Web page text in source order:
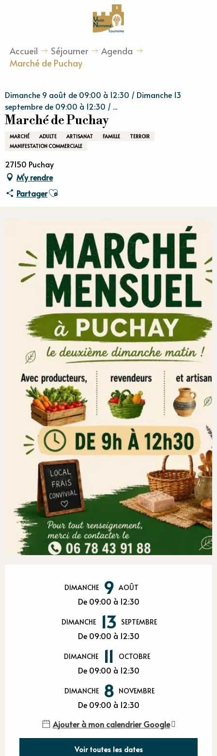
Accueil Séjourner
Agenda
Marché de Puchay
Dimanche 9 août de 09:00 à 12:30 / Dimanche 13
septembre de 09:00 à 12:30 / ...
Marché de Puchay
MARCHÉ ADULTE ARTISANAT FAMILLE
TERROIR
MANIFESTATION COMMERCIALE
27150 Puchay
M'y rendre
PartagerAjouter aux favoris
DIMANCHE 9 AOÛT
De 09:00 à 12:30
DIMANCHE 13 SEPTEMBRE
De 09:00 à 12:30
DIMANCHE 11 OCTOBRE
De 09:00 à 12:30
DIMANCHE 8 NOVEMBRE
De 09:00 à 12:30
Ajouter à mon calendrier Google
Voir toutes les dates